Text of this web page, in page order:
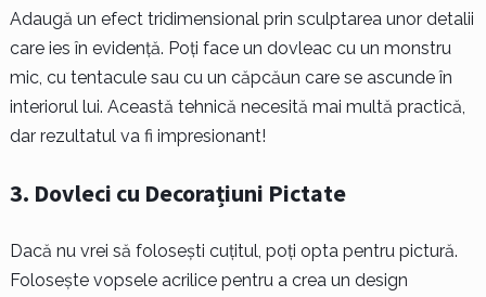
Adaugă un efect tridimensional prin sculptarea unor detalii
care ies în evidență. Poți face un dovleac cu un monstru
mic, cu tentacule sau cu un căpcăun care se ascunde în
interiorul lui. Această tehnică necesită mai multă practică,
dar rezultatul va fi impresionant!
3. Dovleci cu Decorațiuni Pictate
Dacă nu vrei să folosești cuțitul, poți opta pentru pictură.
Folosește vopsele acrilice pentru a crea un design